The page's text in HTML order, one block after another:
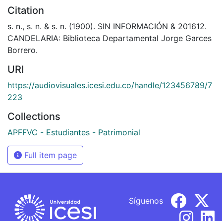
Citation
s. n., s. n. & s. n. (1900). SIN INFORMACIÓN & 201612.
CANDELARIA: Biblioteca Departamental Jorge Garces
Borrero.
URI
https://audiovisuales.icesi.edu.co/handle/123456789/7
223
Collections
APFFVC - Estudiantes - Patrimonial
Full item page
Síguenos